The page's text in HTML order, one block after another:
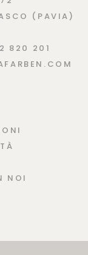
(PAVIA)
820 201
NOI